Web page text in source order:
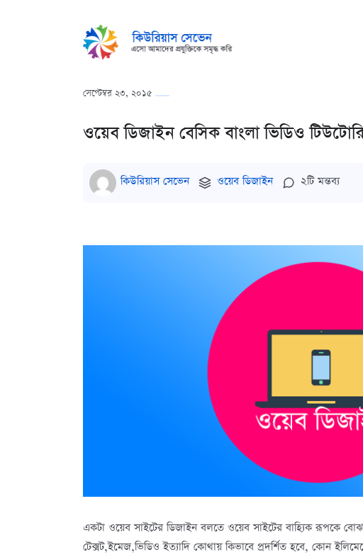
সেপ্টেম্বর ২৩, ২০১৫
ওয়েব ডিজাইন বেসিক বাংলা ভিডিও
কিউরিয়াস সেভেন ওয়েব ডিজাইন ২টি মন্তব্য
একটা ওয়েব সাইটের ডিজাইন বলতে ওয়েব সাইটের বাহ্যিক রূপকে
টেক্সট,ইমেজ,ভিডিও ইত্যাদি কোথায় কিভাবে প্রদর্শিত হবে, কোন